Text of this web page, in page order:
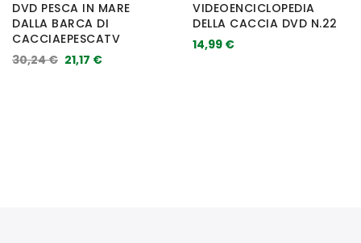
DVD PESCA IN MARE
DALLA BARCA DI
CACCIAEPESCATV
21,17 €
30,24 €
VIDEOENCICLOPEDIA
DELLA CACCIA DVD N.22
14,99 €